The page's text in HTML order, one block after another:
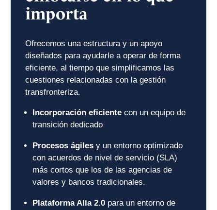
importa
Ofrecemos una estructura y un apoyo
diseñados para ayudarle a operar de forma
eficiente, al tiempo que simplificamos las
cuestiones relacionadas con la gestión
transfronteriza.
Incorporación eficiente con un equipo de
transición dedicado
Procesos ágiles y un entorno optimizado
con acuerdos de nivel de servicio (SLA)
más cortos que los de las agencias de
valores y bancos tradicionales.
Plataforma Alia 2.0 para un entorno de